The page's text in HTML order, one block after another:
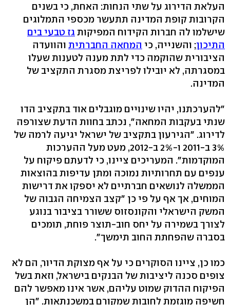
העלאת הדירוג על שתי הנחות: האחת, כי בשנים
הקרובות קופת המדינה תתעשר מכספי התמלוגים
שישלמו לה חברות הקידוח המפיקות גז טבעי בים
התיכון; והשנייה, כי המחאה החברתית והוועדה
הציבורית שהוקמה כדי לתת מענה לטענות שעלו
במסגרתה, לא יובילו לפריצת מסגרת התקציב של
המדינה.
"להערכתנו, יהיו שינויים מוגבלים אוד בתקציב הדו
שנתי בעקבות המחאה", נכתב בחוות הדעת שצורפה
לדירוג. "הגירעון בתקציב של ישראל יגיעה לרמה של
3% ב-2011 ו-2% ב-2012, מעט מעל ההערכות
המוקדמות". המעריכים ציינו, כי לדעתם פיקוח על
ענפים עם תחרותיות נמוכה ומתן עדיפות בהוצאות
הממשלה לנושאים חברתיים לא יספקו את דרישות
המוחים, אך אף על פי כן "קצב הצמיחה הגבוה של
המשק הישראלי והקונסזוס ששורר בציבור בנוגע
לצורך בשמירה על יחס חוב-תוצר פוחת, תומכים
בסברה שהפחתת החוב תימשך".
כמו כן, ציינו הסוקרים כי על אף מצוקת הדיור, הם לא
צופים סכנה ליציבות של הבנקים בישראל, וזאת בשל
הפיקוח ההדוק שמוט עליהם, אשר אינו מאפשר להם
חשיפה מוגזמת לחובות שמקורם במשכנתאות. "הן